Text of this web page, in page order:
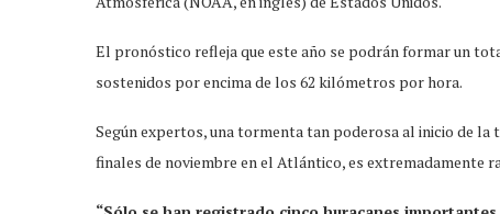
El pronóstico refleja que este año se podrán formar un
sostenidos por encima de los 62 kilómetros por hora.
Según expertos, una tormenta tan poderosa al inicio de la
finales de noviembre en el Atlántico, es extremadamente